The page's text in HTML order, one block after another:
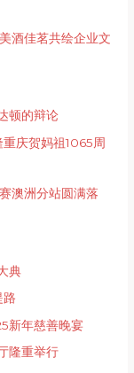
酒佳茗共绘企业文
顿的辩论
庆贺妈祖1065周
澳洲分站圆满落
典
路
新年慈善晚宴
隆重举行